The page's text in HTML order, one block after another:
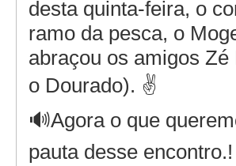
desta quinta-feira, o
ramo da pesca, o
abraçou os amigos
o Dourado). ✌
🔊Agora o que
pauta desse encontro.!